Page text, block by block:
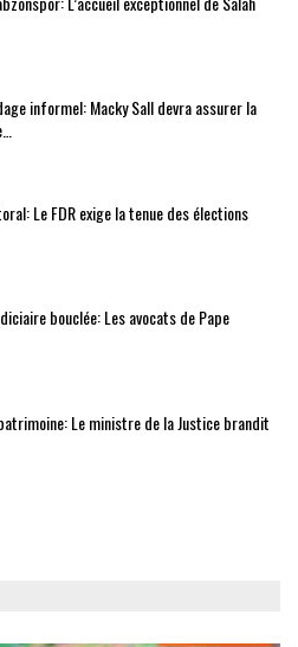
informel: Macky Sall devra assurer la
Le FDR exige la tenue des élections
bouclée: Les avocats de Pape
Le ministre de la Justice brandit